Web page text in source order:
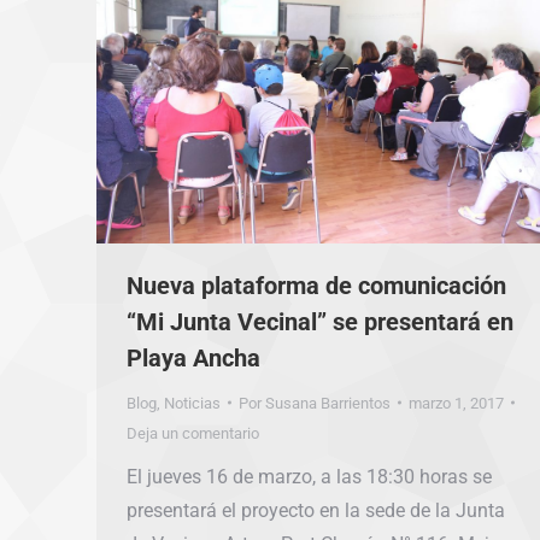
Nueva plataforma de comunicación
“Mi Junta Vecinal” se presentará en
Playa Ancha
Blog Noticias Por Susana Barrientos
marzo 1, 2017
Deja un comentario
El jueves 16 de marzo, a las 18:30 horas se
presentará el proyecto en la sede de la Junta